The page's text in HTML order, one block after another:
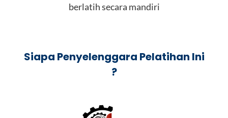
berlatih secara mandiri
Siapa Penyelenggara Pelatihan Ini
?